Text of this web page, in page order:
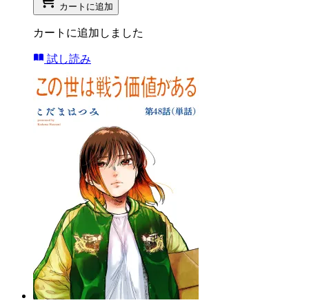
カートに追加
カートに追加しました
試し読み